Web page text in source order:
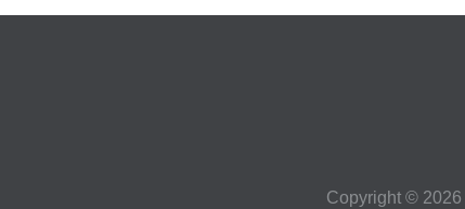
Copyright © 2026